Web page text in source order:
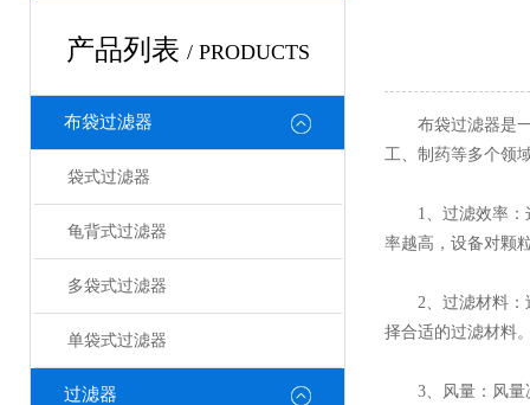
产品列表 / PRODUCTS
布袋过滤器
袋式过滤器
龟背式过滤器
多袋式过滤器
单袋式过滤器
过滤器
布袋过滤器是一
工、制药等多个领
1、过滤效率：这
率越高，设备对颗
2、过滤材料：过
择合适的过滤材料
3、风量：风量决